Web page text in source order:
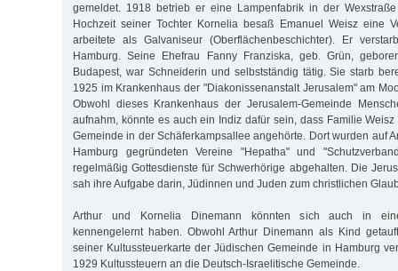
gemeldet. 1918 betrieb er eine Lampenfabrik in der
Hochzeit seiner Tochter Kornelia besaß Emanuel Weisz eine
arbeitete als Galvaniseur (Oberflächenbeschichter). Er
Hamburg. Seine Ehefrau Fanny Franziska, geb. Grün,
Budapest, war Schneiderin und selbstständig tätig. Sie starb
1925 im Krankenhaus der "Diakonissenanstalt Jerusalem" am
Obwohl dieses Krankenhaus der Jerusalem-Gemeinde
aufnahm, könnte es auch ein Indiz dafür sein, dass Familie
Gemeinde in der Schäferkampsallee angehörte. Dort wurden auf
Hamburg gegründeten Vereine "Hepatha" und
regelmäßig Gottesdienste für Schwerhörige abgehalten. Die
sah ihre Aufgabe darin, Jüdinnen und Juden zum christlichen
Arthur und Kornelia Dinemann könnten sich auch in
kennengelernt haben. Obwohl Arthur Dinemann als Kind
seiner Kultussteuerkarte der Jüdischen Gemeinde in Hamburg
1929 Kultussteuern an die Deutsch-Israelitische Gemeinde.